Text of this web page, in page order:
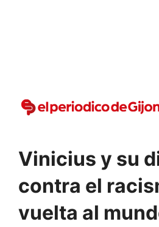
Vinicius y su
contra el
vuelta al